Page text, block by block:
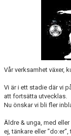
STÖDMEDLEMMAR
SPONSORER
DOKUMENT
Vår verksamhet växer,
Vi är i ett stadie där vi
att fortsätta utvecklas.
Nu önskar vi bli fler
Äldre & unga, med
ej, tänkare eller